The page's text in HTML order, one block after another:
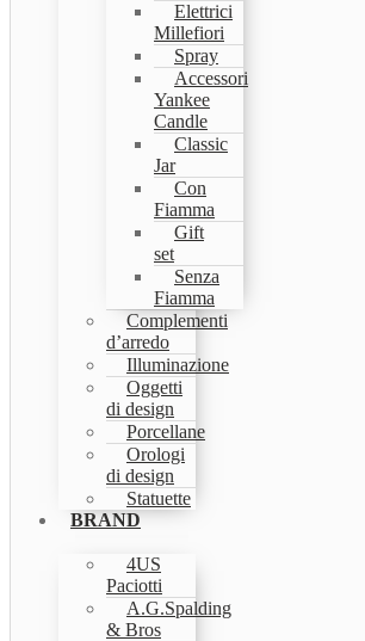
Elettrici
Millefiori
Spray
Accessori
Yankee
Candle
Classic
Jar
Con
Fiamma
Gift
set
Senza
Fiamma
Complementi
d’arredo
Illuminazione
Oggetti
di design
Porcellane
Orologi
di design
Statuette
BRAND
4US
Paciotti
A.G.Spalding
& Bros